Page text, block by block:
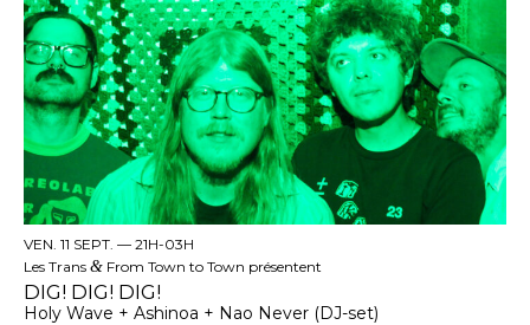
VEN. 11 SEPT. — 21H-03H
Les Trans & From Town to Town présentent
DIG! DIG! DIG!
Holy Wave + Ashinoa + Nao Never (DJ-set)